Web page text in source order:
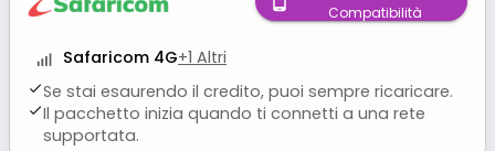
Safaricom 4G+1 Altri
Se stai esaurendo il credito, puoi sempre ricaricare.
Il pacchetto inizia quando ti connetti a una rete
supportata.
Compatibilità